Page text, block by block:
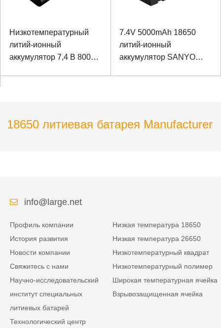
Низкотемпературный
литий-ионный
аккумулятор 7,4 В 8000
7.4V 5000mAh 18650
литий-ионный
аккумулятор SANYO
18650 литиевая батарея Manufacturer
info@large.net
Профиль компании
История развития
Новости компании
Свяжитесь с нами
Научно-исследовательский
институт специальных
литиевых батарей
Технологический центр
Низкая температура 18650
Низкая температура 26650
Низкотемпературный квадрат
Низкотемпературный полимер
Широкая температурная ячейка
Взрывозащищенная ячейка